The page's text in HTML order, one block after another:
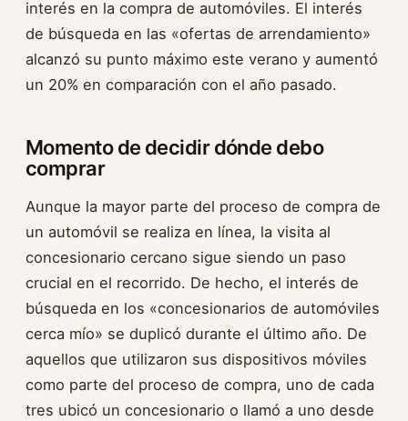
interés en la compra de automóviles. El interés
de búsqueda en las «ofertas de arrendamiento»
alcanzó su punto máximo este verano y aumentó
un 20% en comparación con el año pasado.
Momento de decidir dónde debo
comprar
Aunque la mayor parte del proceso de compra de
un automóvil se realiza en línea, la visita al
concesionario cercano sigue siendo un paso
crucial en el recorrido. De hecho, el interés de
búsqueda en los «concesionarios de automóviles
cerca mío» se duplicó durante el último año. De
aquellos que utilizaron sus dispositivos móviles
como parte del proceso de compra, uno de cada
tres ubicó un concesionario o llamó a uno desde